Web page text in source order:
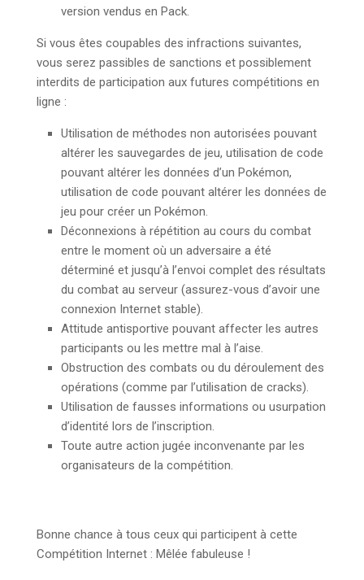
version vendus en Pack.
Si vous êtes coupables des infractions suivantes,
vous serez passibles de sanctions et possiblement
interdits de participation aux futures compétitions en
ligne :
Utilisation de méthodes non autorisées pouvant
altérer les sauvegardes de jeu, utilisation de code
pouvant altérer les données d’un Pokémon,
utilisation de code pouvant altérer les données de
jeu pour créer un Pokémon.
Déconnexions à répétition au cours du combat
entre le moment où un adversaire a été
déterminé et jusqu’à l’envoi complet des résultats
du combat au serveur (assurez-vous d’avoir une
connexion Internet stable).
Attitude antisportive pouvant affecter les autres
participants ou les mettre mal à l’aise.
Obstruction des combats ou du déroulement des
opérations (comme par l’utilisation de cracks).
Utilisation de fausses informations ou usurpation
d’identité lors de l’inscription.
Toute autre action jugée inconvenante par les
organisateurs de la compétition.
Bonne chance à tous ceux qui participent à cette
Compétition Internet : Mêlée fabuleuse !